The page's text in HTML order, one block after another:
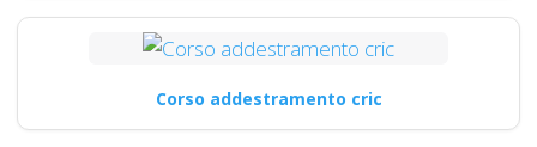
Corso addestramento cric